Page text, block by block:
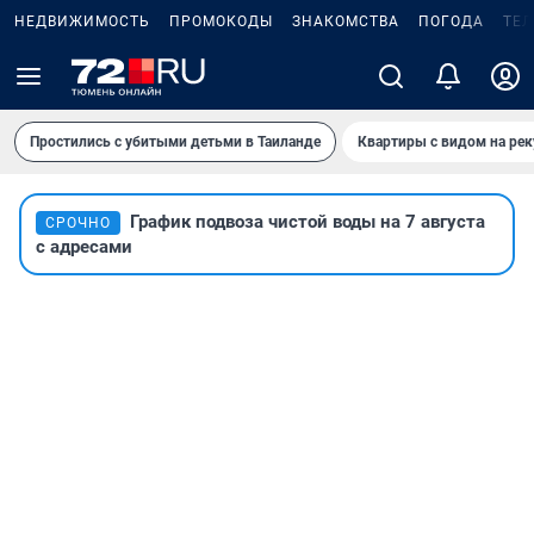
НЕДВИЖИМОСТЬ ПРОМОКОДЫ ЗНАКОМСТВА ПОГОДА
Простились с убитыми детьми в Таиланде Квартиры с видом на
СРОЧНО
График подвоза чистой воды на 7 августа
с адресами